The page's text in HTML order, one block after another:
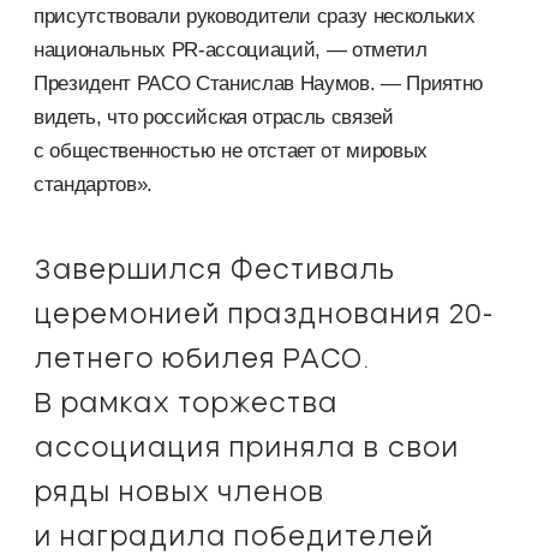
присутствовали руководители сразу нескольких
национальных PR-ассоциаций, — отметил
Президент РАСО Станислав Наумов. — Приятно
видеть, что российская отрасль связей
с общественностью не отстает от мировых
стандартов».
Завершился Фестиваль
церемонией празднования 20-
летнего юбилея РАСО.
В рамках торжества
ассоциация приняла в свои
ряды новых членов
и наградила победителей